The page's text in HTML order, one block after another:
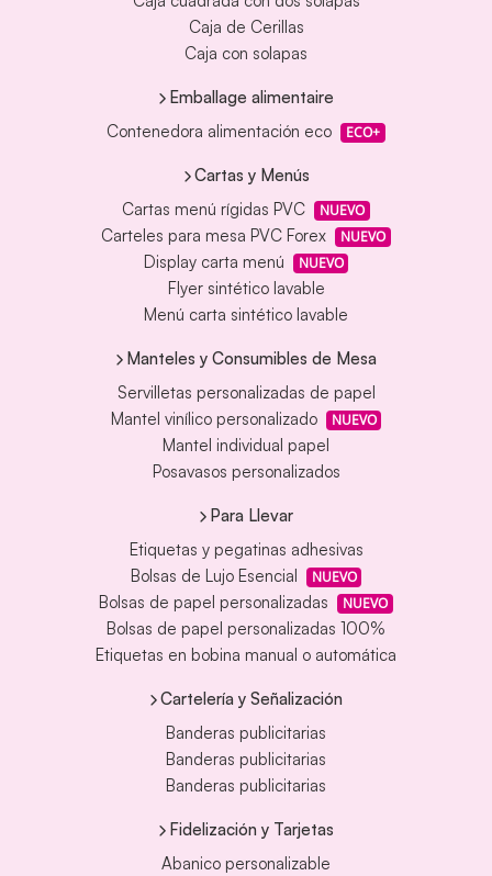
Caja de Cerillas
Caja con solapas
Emballage alimentaire
Contenedora alimentación eco
ECO+
Cartas y Menús
Cartas menú rígidas PVC
NUEVO
Carteles para mesa PVC Forex NUEVO
Display carta menú NUEVO
Flyer sintético lavable
Menú carta sintético lavable
Manteles y Consumibles de Mesa
Servilletas personalizadas de papel
Mantel vinílico personalizado
NUEVO
Mantel individual papel
Posavasos personalizados
Para Llevar
Etiquetas y pegatinas adhesivas
Bolsas de Lujo Esencial
NUEVO
Bolsas de papel personalizadas NUEVO
Bolsas de papel personalizadas 100%
Etiquetas en bobina manual o automática
Cartelería y Señalización
Banderas publicitarias
Banderas publicitarias
Banderas publicitarias
Fidelización y Tarjetas
Abanico personalizable